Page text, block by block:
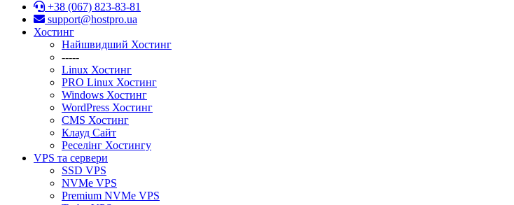
+38 (067) 823-83-81
support@hostpro.ua
Хостинг
Найшвидший Хостинг
-----
Linux Хостинг
PRO Linux Хостинг
Windows Хостинг
WordPress Хостинг
CMS Хостинг
Клауд Сайт
Реселінг Хостингу
VPS та сервери
SSD VPS
NVMe VPS
Premium NVMe VPS